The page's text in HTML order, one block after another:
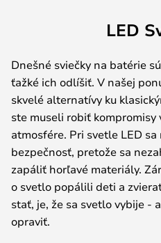
LED
Dnešné sviečky na batérie
ťažké ich odlíšiť. V našej
skvelé alternatívy ku
ste museli robiť kompromisy
atmosfére. Pri svetle LED
bezpečnosť, pretože sa
zapáliť horľavé materiály.
o svetlo popálili deti a
stať, je, že sa svetlo vybije -
opraviť.